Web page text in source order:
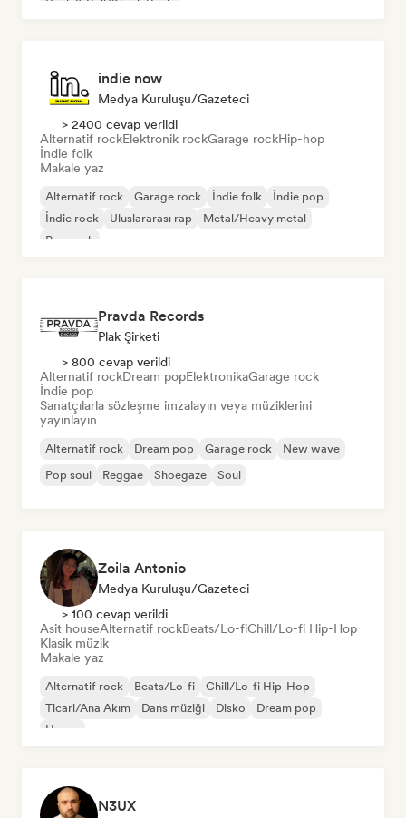
indie now
Medya Kuruluşu/Gazeteci
> 2400 cevap verildi
Alternatif rockElektronik rockGarage rockHip-hop
İndie folk
Makale yaz
Alternatif rock Garage rock İndie folk
İndie pop
İndie rock
Uluslararası rap
Metal/Heavy metal
Pop rock
Pravda Records
Plak Şirketi
> 800 cevap verildi
Alternatif rockDream popElektronikaGarage rock
İndie pop
Sanatçılarla sözleşme imzalayın veya müziklerini
yayınlayın
Alternatif rock Dream pop Garage rock
New wave
Pop soul
Reggae Shoegaze Soul
Zoila Antonio
Medya Kuruluşu/Gazeteci
> 100 cevap verildi
Asit houseAlternatif rockBeats/Lo-fiChill/Lo-fi Hip-Hop
Klasik müzik
Makale yaz
Alternatif rock Beats/Lo-fi
Chill/Lo-fi Hip-Hop
Ticari/Ana Akım
Dans müziği Disko
Dream pop
House
N3UX